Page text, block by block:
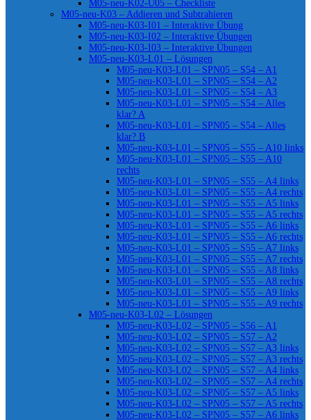
M05-neu-K02-U05 – Checkliste
M05-neu-K03 – Addieren und Subtrahieren
M05-neu-K03-I01 – Interaktive Übung
M05-neu-K03-I02 – Interaktive Übungen
M05-neu-K03-I03 – Interaktive Übungen
M05-neu-K03-L01 – Lösungen
M05-neu-K03-L01 – SPN05 – S54 – A1
M05-neu-K03-L01 – SPN05 – S54 – A2
M05-neu-K03-L01 – SPN05 – S54 – A3
M05-neu-K03-L01 – SPN05 – S54 – Alles
klar? A
M05-neu-K03-L01 – SPN05 – S54 – Alles
klar? B
M05-neu-K03-L01 – SPN05 – S55 – A10 links
M05-neu-K03-L01 – SPN05 – S55 – A10
rechts
M05-neu-K03-L01 – SPN05 – S55 – A4 links
M05-neu-K03-L01 – SPN05 – S55 – A4 rechts
M05-neu-K03-L01 – SPN05 – S55 – A5 links
M05-neu-K03-L01 – SPN05 – S55 – A5 rechts
M05-neu-K03-L01 – SPN05 – S55 – A6 links
M05-neu-K03-L01 – SPN05 – S55 – A6 rechts
M05-neu-K03-L01 – SPN05 – S55 – A7 links
M05-neu-K03-L01 – SPN05 – S55 – A7 rechts
M05-neu-K03-L01 – SPN05 – S55 – A8 links
M05-neu-K03-L01 – SPN05 – S55 – A8 rechts
M05-neu-K03-L01 – SPN05 – S55 – A9 links
M05-neu-K03-L01 – SPN05 – S55 – A9 rechts
M05-neu-K03-L02 – Lösungen
M05-neu-K03-L02 – SPN05 – S56 – A1
M05-neu-K03-L02 – SPN05 – S57 – A2
M05-neu-K03-L02 – SPN05 – S57 – A3 links
M05-neu-K03-L02 – SPN05 – S57 – A3 rechts
M05-neu-K03-L02 – SPN05 – S57 – A4 links
M05-neu-K03-L02 – SPN05 – S57 – A4 rechts
M05-neu-K03-L02 – SPN05 – S57 – A5 links
M05-neu-K03-L02 – SPN05 – S57 – A5 rechts
M05-neu-K03-L02 – SPN05 – S57 – A6 links